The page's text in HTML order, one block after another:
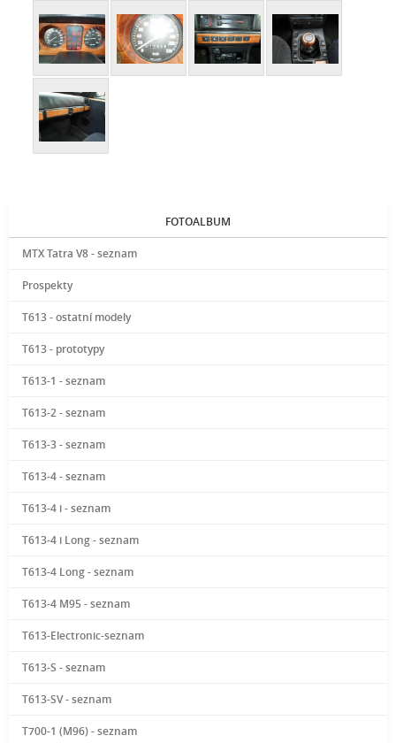
FOTOALBUM
MTX Tatra V8 - seznam
Prospekty
T613 - ostatní modely
T613 - prototypy
T613-1 - seznam
T613-2 - seznam
T613-3 - seznam
T613-4 - seznam
T613-4 i - seznam
T613-4 i Long - seznam
T613-4 Long - seznam
T613-4 M95 - seznam
T613-Electronic-seznam
T613-S - seznam
T613-SV - seznam
T700-1 (M96) - seznam